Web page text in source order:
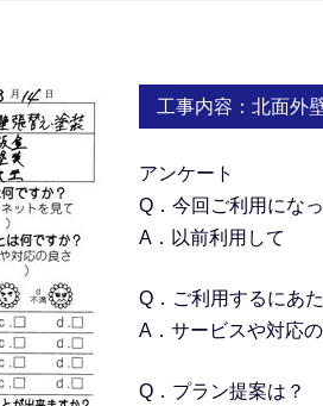
工事内容：北面外
アンケート
Q．今回ご利用にな
A．以前利用して
Q． ご利用するにあ
A．サービスや対応
Q．プラン提案は？